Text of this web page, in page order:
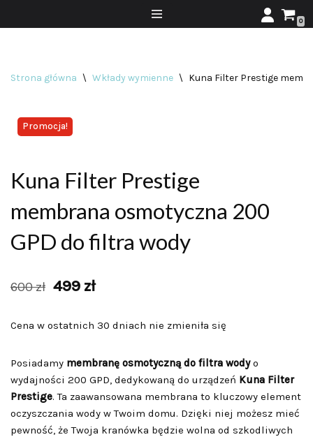
0
Strona główna \ Wkłady wymienne \ Kuna Filter Prestige
Promocja!
Kuna Filter Prestige
membrana osmotyczna 200
GPD do filtra wody
600zł 499 zł
Cena w ostatnich 30 dniach nie zmieniła się
Posiadamy membranę osmotyczną do filtra wodyo
wydajności 200 GPD, dedykowaną do urządzeń Kuna Filter
Prestige. Ta zaawansowana membrana to kluczowy element
oczyszczania wody w Twoim domu. Dzięki niej możesz mieć
pewność, że Twoja kranówka będzie wolna od szkodliwych